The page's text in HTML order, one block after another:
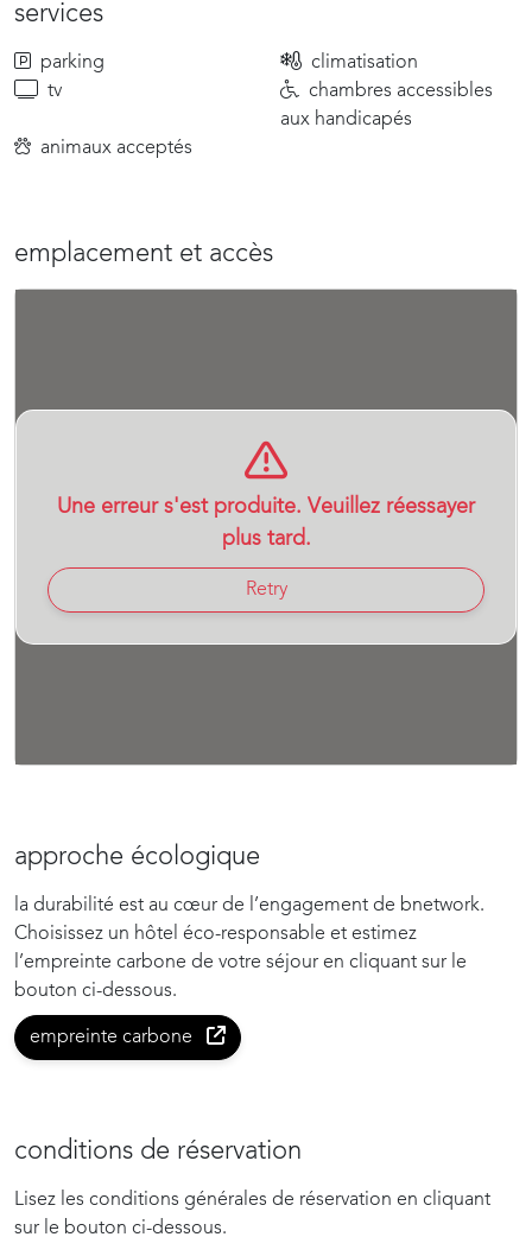
services
parking
climatisation
tv
chambres accessibles
aux handicapés
animaux acceptés
emplacement et accès
Une erreur s'est produite. Veuillez réessayer
plus tard.
Retry
approche écologique
la durabilité est au cœur de l’engagement de bnetwork.
Choisissez un hôtel éco-responsable et estimez
l’empreinte carbone de votre séjour en cliquant sur le
bouton ci-dessous.
empreinte carbone
conditions de réservation
Lisez les conditions générales de réservation en cliquant
sur le bouton ci-dessous.